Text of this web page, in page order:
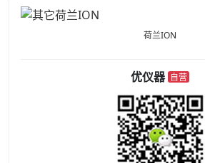
荷兰ION
优仪器 自营